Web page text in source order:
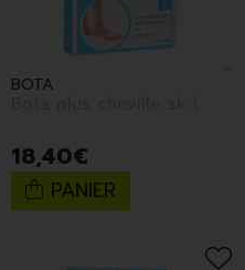
BOTA
18,40€
PANIER